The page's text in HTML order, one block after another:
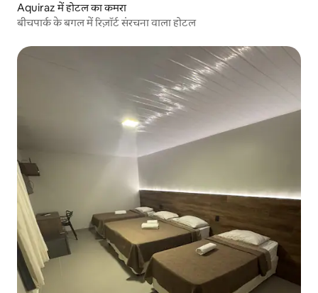
Aquiraz में होटल का कमरा
बीचपार्क के बगल में रिज़ॉर्ट संरचना वाला होटल